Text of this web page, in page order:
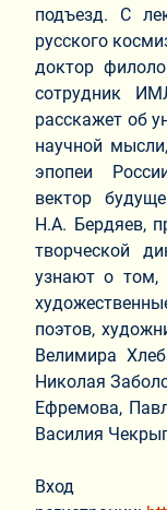
подъезд. С
русского
доктор
сотрудник
расскажет об
научной
эпопеи
вектор
Н.А. Бердяев,
творческой
узнают о том,
поэтов,
Велимира
Николая
Ефремова,
Василия
Вход